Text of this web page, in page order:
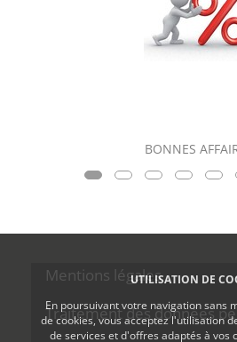
UTILISATION DE
En poursuivant votre navigation sans
de cookies, vous acceptez l'utilisation
de services et d'offres adaptés à vos
BONNES
Mentions légales
Traitement des données